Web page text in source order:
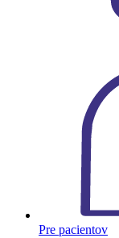
Pre pacientov